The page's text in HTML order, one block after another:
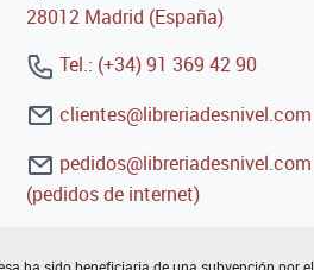
28012 Madrid (España)
Tel.: (+34) 91 369 42 90
clientes@libreriadesnivel.com
pedidos@libreriadesnivel.com
(pedidos de internet)